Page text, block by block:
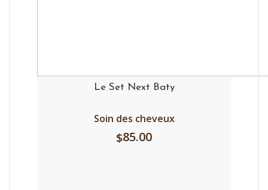
Le Set Next Baty
Soin des cheveux
$85.00